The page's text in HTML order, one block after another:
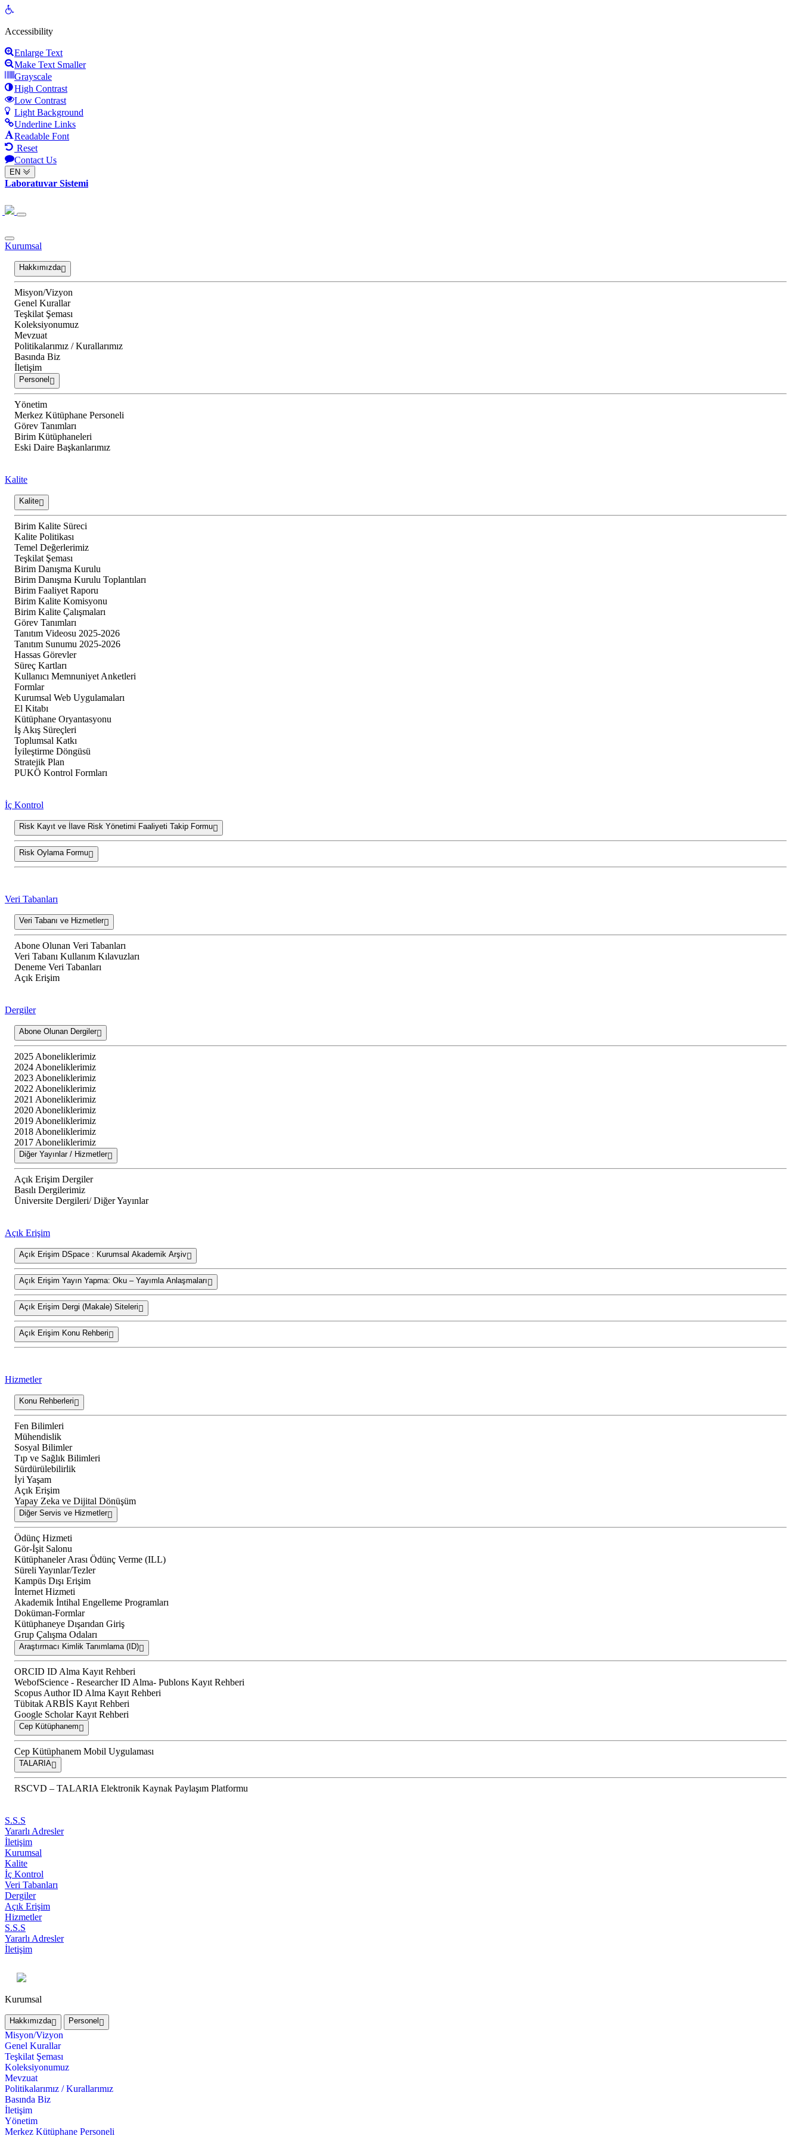
Open
Accessibility
Enlarge Text
Make Text Smaller
Grayscale
High Contrast
Low Contrast
Light Background
Underline Links
Readable Font
Reset
Contact Us
EN
Laboratuvar Sistemi
Kurumsal
Hakkımızda
Misyon/Vizyon
Genel Kurallar
Teşkilat Şeması
Koleksiyonumuz
Mevzuat
Politikalarımız / Kurallarımız
Basında Biz
İletişim
Personel
Yönetim
Merkez Kütüphane Personeli
Görev Tanımları
Birim Kütüphaneleri
Eski Daire Başkanlarımız
Kalite
Kalite
Birim Kalite Süreci
Kalite Politikası
Temel Değerlerimiz
Teşkilat Şeması
Birim Danışma Kurulu
Birim Danışma Kurulu Toplantıları
Birim Faaliyet Raporu
Birim Kalite Komisyonu
Birim Kalite Çalışmaları
Görev Tanımları
Tanıtım Videosu 2025-2026
Tanıtım Sunumu 2025-2026
Hassas Görevler
Süreç Kartları
Kullanıcı Memnuniyet Anketleri
Formlar
Kurumsal Web Uygulamaları
El Kitabı
Kütüphane Oryantasyonu
İş Akış Süreçleri
Toplumsal Katkı
İyileştirme Döngüsü
Stratejik Plan
PUKÖ Kontrol Formları
İç Kontrol
Risk Kayıt ve İlave Risk Yönetimi Faaliyeti Takip Formu
Risk Oylama Formu
Veri Tabanları
Veri Tabanı ve Hizmetler
Abone Olunan Veri Tabanları
Veri Tabanı Kullanım Kılavuzları
Deneme Veri Tabanları
Açık Erişim
Dergiler
Abone Olunan Dergiler
2025 Aboneliklerimiz
2024 Aboneliklerimiz
2023 Aboneliklerimiz
2022 Aboneliklerimiz
2021 Aboneliklerimiz
2020 Aboneliklerimiz
2019 Aboneliklerimiz
2018 Aboneliklerimiz
2017 Aboneliklerimiz
Diğer Yayınlar / Hizmetler
Açık Erişim Dergiler
Basılı Dergilerimiz
Üniversite Dergileri/ Diğer Yayınlar
Açık Erişim
Açık Erişim DSpace : Kurumsal Akademik Arşiv
Açık Erişim Yayın Yapma: Oku – Yayımla Anlaşmaları
Açık Erişim Dergi (Makale) Siteleri
Açık Erişim Konu Rehberi
Hizmetler
Konu Rehberleri
Fen Bilimleri
Mühendislik
Sosyal Bilimler
Tıp ve Sağlık Bilimleri
Sürdürülebilirlik
İyi Yaşam
Açık Erişim
Yapay Zeka ve Dijital Dönüşüm
Diğer Servis ve Hizmetler
Ödünç Hizmeti
Gör-İşit Salonu
Kütüphaneler Arası Ödünç Verme (ILL)
Süreli Yayınlar/Tezler
Kampüs Dışı Erişim
İnternet Hizmeti
Akademik İntihal Engelleme Programları
Doküman-Formlar
Kütüphaneye Dışarıdan Giriş
Grup Çalışma Odaları
Araştırmacı Kimlik Tanımlama (ID)
ORCID ID Alma Kayıt Rehberi
WebofScience - Researcher ID Alma- Publons Kayıt Rehberi
Scopus Author ID Alma Kayıt Rehberi
Tübitak ARBİS Kayıt Rehberi
Google Scholar Kayıt Rehberi
Cep Kütüphanem
Cep Kütüphanem Mobil Uygulaması
TALARIA
RSCVD – TALARIA Elektronik Kaynak Paylaşım Platformu
S.S.S
Yararlı Adresler
İletişim
Kurumsal
Kalite
İç Kontrol
Veri Tabanları
Dergiler
Açık Erişim
Hizmetler
S.S.S
Yararlı Adresler
İletişim
Kurumsal
Hakkımızda Personel
Misyon/Vizyon
Genel Kurallar
Teşkilat Şeması
Koleksiyonumuz
Mevzuat
Politikalarımız / Kurallarımız
Basında Biz
İletişim
Yönetim
Merkez Kütüphane Personeli